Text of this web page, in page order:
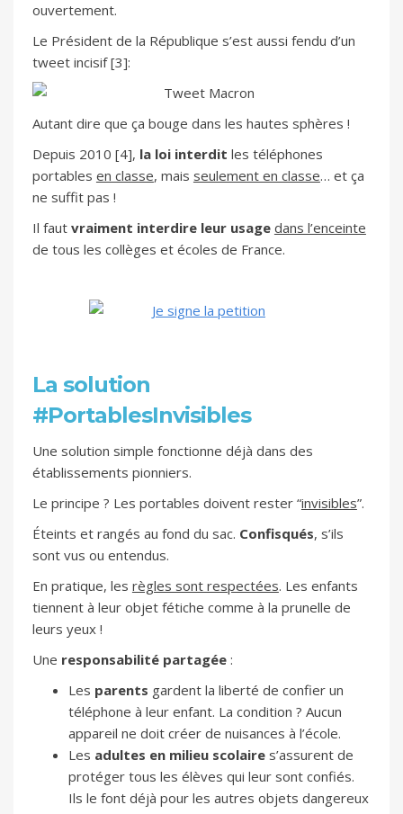
ouvertement.
Le Président de la République s’est aussi fendu d’un
tweet incisif [3]:
Autant dire que ça bouge dans les hautes sphères !
Depuis 2010 [4], la loi interdit les téléphones
portables en classe, mais seulement en classe… et ça
ne suffit pas !
Il faut vraiment interdire leur usage dans l’enceinte
de tous les collèges et écoles de France.
La solution
#PortablesInvisibles
Une solution simple fonctionne déjà dans des
établissements pionniers.
Le principe ? Les portables doivent rester “invisibles”.
Éteints et rangés au fond du sac. Confisqués, s’ils
sont vus ou entendus.
En pratique, les règles sont respectées. Les enfants
tiennent à leur objet fétiche comme à la prunelle de
leurs yeux !
Une responsabilité partagée:
Les parents gardent la liberté de confier un
téléphone à leur enfant. La condition ? Aucun
appareil ne doit créer de nuisances à l’école.
Les adultes en milieu scolaires’assurent de
protéger tous les élèves qui leur sont confiés.
Ils le font déjà pour les autres objets dangereux